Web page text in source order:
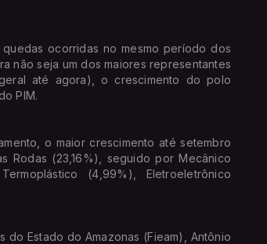
ocorridas no mesmo período dos
não seja um dos maiores representantes
até agora), o crescimento do polo
PIM.
o maior crescimento até setembro
Rodas (23,16%), seguido por Mecânico
(4,99%), Eletroeletrônico
Estado do Amazonas (Fieam), Antônio